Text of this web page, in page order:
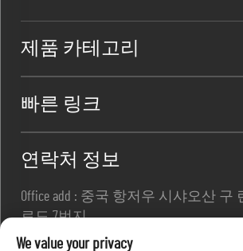
제품 카테고리
빠른 링크
연락처 정보
Office add : 중국 항저우 시샤오산 구
로드 7번지
이메일 :[email protected]
We value your privacy